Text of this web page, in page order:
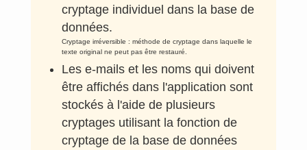
cryptage individuel dans la base de
données.
Cryptage irréversible : méthode de cryptage dans laquelle le
texte original ne peut pas être restauré.
Les e-mails et les noms qui doivent
être affichés dans l'application sont
stockés à l'aide de plusieurs
cryptages utilisant la fonction de
cryptage de la base de données